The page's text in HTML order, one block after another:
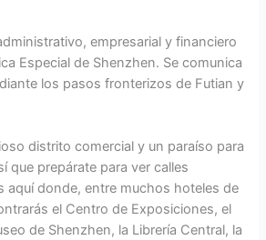
empresarial y financiero
Especial de Shenzhen. Se comunica
los pasos fronterizos de Futian y
distrito comercial y un paraíso para
que prepárate para ver calles
aquí donde, entre muchos hoteles de
el Centro de Exposiciones, el
de Shenzhen, la Librería Central, la